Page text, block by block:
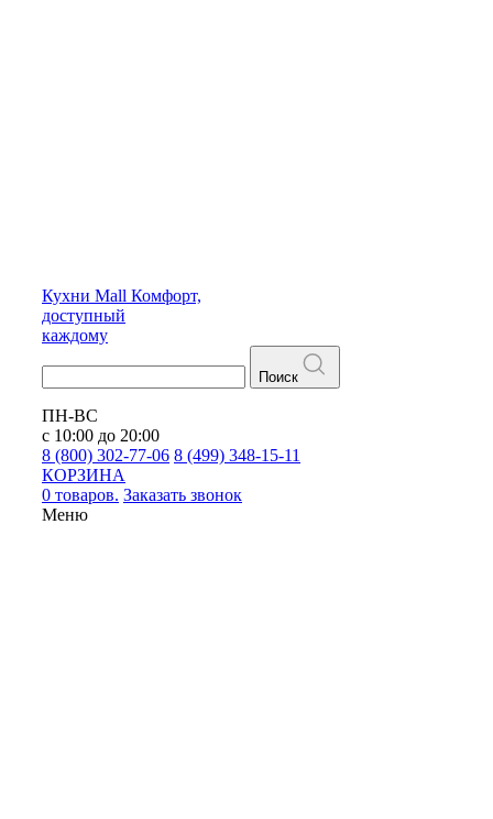
Кухни Mall Комфорт,
доступный
каждому
Поиск
ПН-ВС
с 10:00 до 20:00
8 (800) 302-77-06 8 (499) 348-15-11
КОРЗИНА
0 товаров. Заказать звонок
Меню